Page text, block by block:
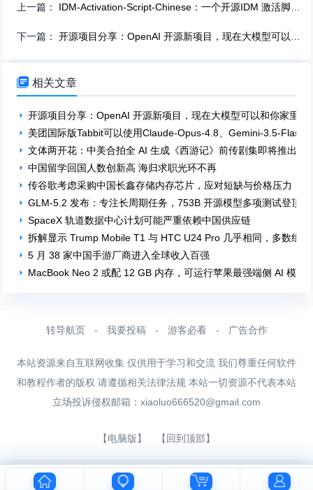
上一篇： IDM-Activation-Script-Chinese：一个开源IDM 激活脚本中文版
下一篇：开源项目分享：OpenAI 开源新项目，现在大模型可以和你家里植物“磕唠”了
 相关文章
开源项目分享：OpenAI 开源新项目，现在大模型可以和你家里植
美团国际版Tabbit可以使用Claude-Opus-4.8、Gemini-3.5-Flash
文体两开花：中美合拍全 AI 生成《西游记》前传剧集即将推出
中国留学回国人数创新高 海归求职光环不再
传谷歌考虑采购中国长鑫存储内存芯片，应对短缺与价格压力
GLM-5.2 发布：专注长周期任务，753B 开源模型多项测试登顶
SpaceX 轨道数据中心计划可能严重依赖中国供应链
拆解显示 Trump Mobile T1 与 HTC U24 Pro 几乎相同，多数组
5 月 38 家中国手游厂商进入全球收入百强
MacBook Neo 2 或配 12 GB 内存，可运行苹果最强端侧 AI 模型
转导航页 - 我要投稿 - 游客必看 - 广告合作
本站资源来自互联网收集 仅供用于学习和交流 我们尊重任何软件
和教程作者的版权 请遵循相关法律法规 本站一切资源不代表本站
立场投诉侵权邮箱： xiaoluo666520@gmail.com
【电脑版】 【回到顶部】